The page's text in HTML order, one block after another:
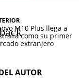
M10 Plus llega a
como su primer
extranjero
AUTOR